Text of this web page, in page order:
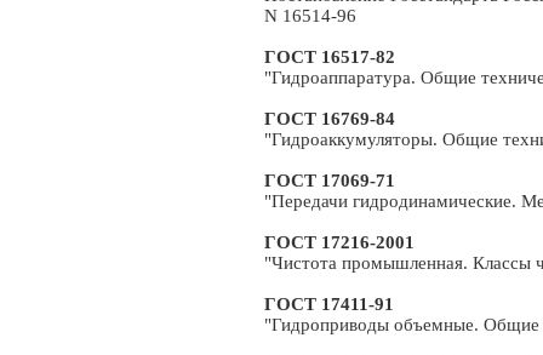
N 16514-96
ГОСТ 16517-82
"Гидроаппаратура. Общие
ГОСТ 16769-84
"Гидроаккумуляторы. Общие
ГОСТ 17069-71
"Передачи гидродинамические.
ГОСТ 17216-2001
"Чистота промышленная. Классы
ГОСТ 17411-91
"Гидроприводы объемные. Общие